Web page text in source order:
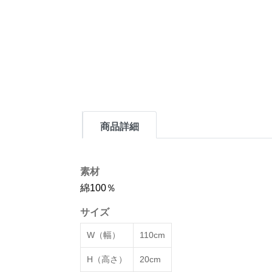
商品詳細
素材
綿100％
サイズ
W（幅） 110cm
H（高さ） 20cm